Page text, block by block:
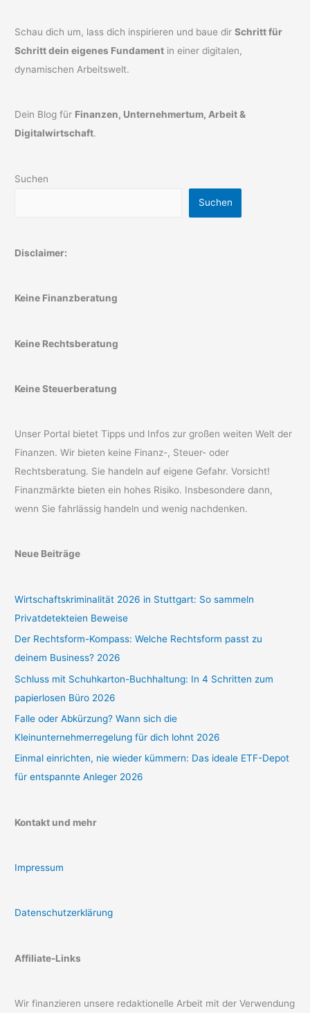
Schau dich um, lass dich inspirieren und baue dirSchritt für
Schritt dein eigenes Fundament in einer digitalen,
dynamischen Arbeitswelt.
Dein Blog für Finanzen, Unternehmertum, Arbeit &
Digitalwirtschaft.
Suchen
Suchen
Disclaimer:
Keine Finanzberatung
Keine Rechtsberatung
Keine Steuerberatung
Unser Portal bietet Tipps und Infos zur großen weiten Welt der
Finanzen. Wir bieten keine Finanz-, Steuer- oder
Rechtsberatung. Sie handeln auf eigene Gefahr. Vorsicht!
Finanzmärkte bieten ein hohes Risiko. Insbesondere dann,
wenn Sie fahrlässig handeln und wenig nachdenken.
Neue Beiträge
Wirtschaftskriminalität 2026 in Stuttgart: So sammeln
Privatdetekteien Beweise
Der Rechtsform-Kompass: Welche Rechtsform passt zu
deinem Business? 2026
Schluss mit Schuhkarton-Buchhaltung: In 4 Schritten zum
papierlosen Büro 2026
Falle oder Abkürzung? Wann sich die
Kleinunternehmerregelung für dich lohnt 2026
Einmal einrichten, nie wieder kümmern: Das ideale ETF-Depot
für entspannte Anleger 2026
Kontakt und mehr
Impressum
Datenschutzerklärung
Affiliate-Links
Wir finanzieren unsere redaktionelle Arbeit mit der Verwendung